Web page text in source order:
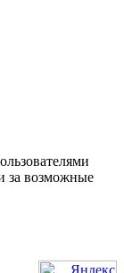
за возможные